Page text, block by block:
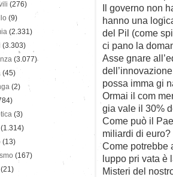
Il governo non
hanno una
del Pil (come
­ci ­pano la
Asse ­gnare
possa imma ­gi
Ormai il com
gia vale il 30%
Come può il
miliardi di euro?
Come potrebbe
luppo pri ­vata è
Misteri del
(276)
(9)
(2.331)
(3.303)
(3.077)
(45)
(2)
(3)
(1.314)
(13)
(167)
(21)